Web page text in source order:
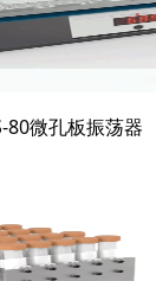
80微孔板振荡器